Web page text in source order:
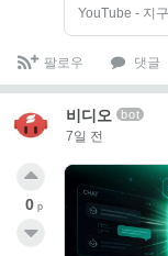
YouTube - 지
팔로우 댓글
비디오 bot
7일 전
0 p